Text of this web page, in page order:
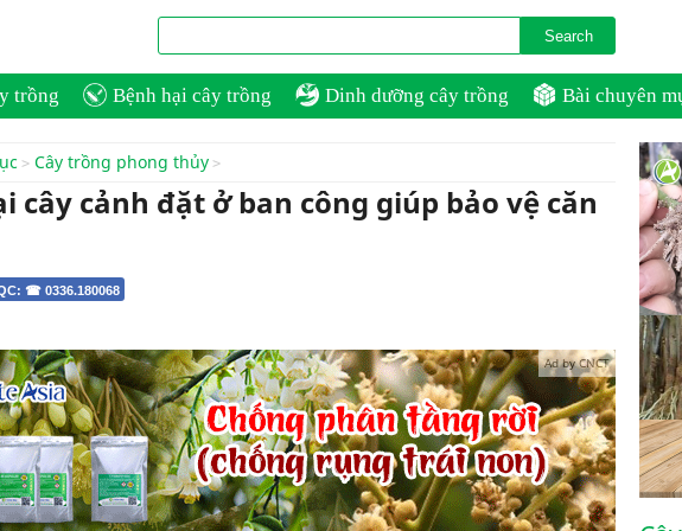
trồng Bệnh hại cây trồng Dinh dưỡng cây trồng Bài chuyên
Cây trồng phong thủy
cây cảnh đặt ở ban công giúp bảo vệ căn
☎ 0336.180068
Ad by CNCT